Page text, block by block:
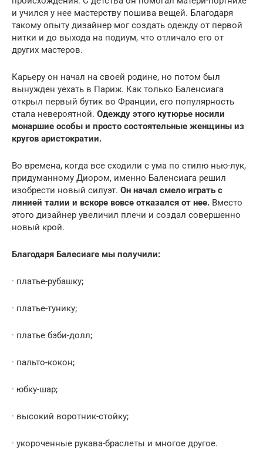
и учился у нее мастерству пошива вещей. Благодаря
такому опыту дизайнер мог создать одежду от первой
нитки и до выхода на подиум, что отличало его от
других мастеров.
Карьеру он начал на своей родине, но потом был
вынужден уехать в Париж. Как только Баленсиага
открыл первый бутик во Франции, его популярность
стала невероятной. Одежду этого кутюрье носили
монаршие особы и просто состоятельные женщины из
кругов аристократии.
Во времена, когда все сходили с ума по стилю нью-лук,
придуманному Диором, именно Баленсиага решил
изобрести новый силуэт. Он начал смело играть с
линией талии и вскоре вовсе отказался от нее. Вместо
этого дизайнер увеличил плечи и создал совершенно
новый крой.
Благодаря Балесиаге мы получили:
· платье-рубашку;
· платье-тунику;
· платье бэби-долл;
· пальто-кокон;
· юбку-шар;
· высокий воротник-стойку;
· укороченные рукава-браслеты и многое другое.